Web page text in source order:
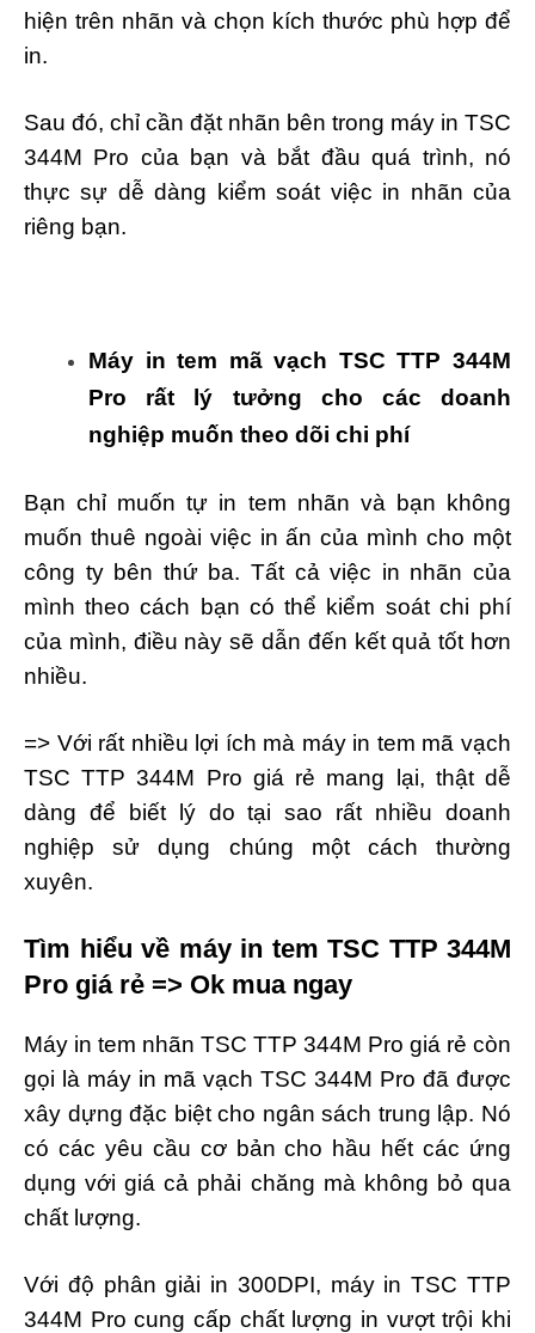
hiện trên nhãn và chọn kích thước phù hợp để
in.
Sau đó, chỉ cần đặt nhãn bên trong máy in TSC
344M Pro của bạn và bắt đầu quá trình, nó
thực sự dễ dàng kiểm soát việc in nhãn của
riêng bạn.
Máy in tem mã vạch TSC TTP 344M
Pro rất lý tưởng cho các doanh
nghiệp muốn theo dõi chi phí
Bạn chỉ muốn tự in tem nhãn và bạn không
muốn thuê ngoài việc in ấn của mình cho một
công ty bên thứ ba. Tất cả việc in nhãn của
mình theo cách bạn có thể kiểm soát chi phí
của mình, điều này sẽ dẫn đến kết quả tốt hơn
nhiều.
=> Với rất nhiều lợi ích mà máy in tem mã vạch
TSC TTP 344M Pro giá rẻ mang lại, thật dễ
dàng để biết lý do tại sao rất nhiều doanh
nghiệp sử dụng chúng một cách thường
xuyên.
Tìm hiểu về máy in tem TSC TTP 344M
Pro giá rẻ => Ok mua ngay
Máy in tem nhãn TSC TTP 344M Pro giá rẻ còn
gọi là máy in mã vạch TSC 344M Pro đã được
xây dựng đặc biệt cho ngân sách trung lập. Nó
có các yêu cầu cơ bản cho hầu hết các ứng
dụng với giá cả phải chăng mà không bỏ qua
chất lượng.
Với độ phân giải in 300DPI, máy in TSC TTP
344M Pro cung cấp chất lượng in vượt trội khi